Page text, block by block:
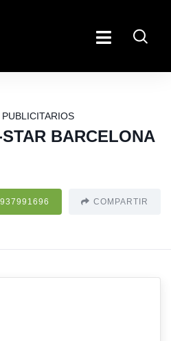
BARCELONA
937991696 COMPARTIR